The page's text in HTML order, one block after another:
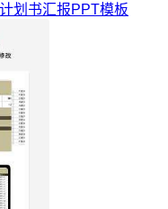
划书汇报PPT模板